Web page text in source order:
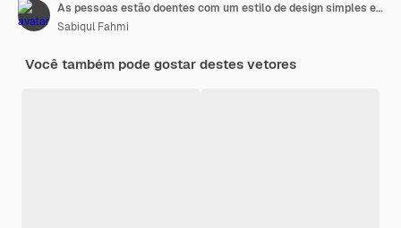
As pessoas estão doentes com um estilo de design simples e plano.
Sabiqul Fahmi
Você também pode gostar destes vetores